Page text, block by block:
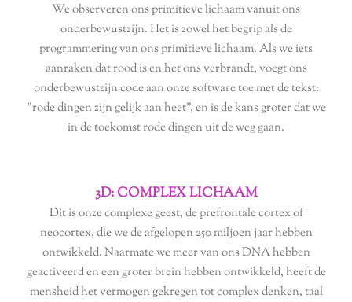
We observeren ons primitieve lichaam vanuit ons
onderbewustzijn. Het is zowel het begrip als de
programmering van ons primitieve lichaam. Als we iets
aanraken dat rood is en het ons verbrandt, voegt ons
onderbewustzijn code aan onze software toe met de tekst:
"rode dingen zijn gelijk aan heet", en is de kans groter dat we
in de toekomst rode dingen uit de weg gaan.
3D: COMPLEX LICHAAM
Dit is onze complexe geest, de prefrontale cortex of
neocortex, die we de afgelopen 250 miljoen jaar hebben
ontwikkeld. Naarmate we meer van ons DNA hebben
geactiveerd en een groter brein hebben ontwikkeld, heeft de
mensheid het vermogen gekregen tot complex denken, taal